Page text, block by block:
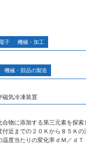
子 機械・加工
機械・部品の製造
磁気冷凍装置
合物に添加する第三元素を探
付近までの２０Ｋから８５Ｋ
度当たりの変化率ｄＭ／ｄＴ